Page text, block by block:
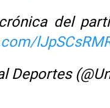
del
Deportes